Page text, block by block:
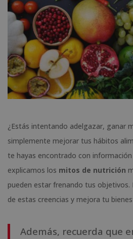
¿Estás intentando adelgazar, ganar
simplemente mejorar tus hábitos
te hayas encontrado con
explicamos los mitos de nutrición
pueden estar frenando tus objetivos.
de estas creencias y mejora tu
Además, recuerda que